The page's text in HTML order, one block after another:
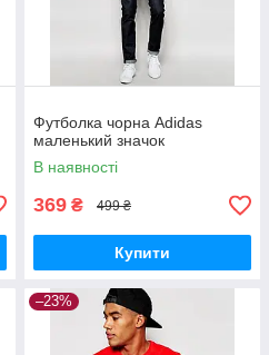
Футболка чорна Adidas
маленький значок
В наявності
369 ₴ 499 ₴
Купити
–23%